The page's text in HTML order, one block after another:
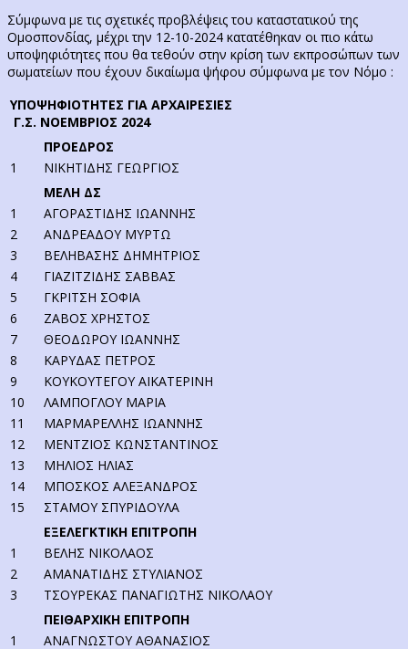
Σύμφωνα με τις σχετικές προβλέψεις του καταστατικού της
Ομοσπονδίας, μέχρι την 12-10-2024 κατατέθηκαν οι πιο κάτω
υποψηφιότητες που θα τεθούν στην κρίση των εκπροσώπων των
σωματείων που έχουν δικαίωμα ψήφου σύμφωνα με τον Νόμο :
ΥΠΟΨΗΦΙΟΤΗΤΕΣ ΓΙΑ ΑΡΧΑΙΡΕΣΙΕΣ
Γ.Σ. ΝΟΕΜΒΡΙΟΣ 2024
ΠΡΟΕΔΡΟΣ
1
ΝΙΚΗΤΙΔΗΣ ΓΕΩΡΓΙΟΣ
ΜΕΛΗ ΔΣ
1
ΑΓΟΡΑΣΤΙΔΗΣ ΙΩΑΝΝΗΣ
2
ΑΝΔΡΕΑΔΟΥ ΜΥΡΤΩ
3
ΒΕΛΗΒΑΣΗΣ ΔΗΜΗΤΡΙΟΣ
4
ΓΙΑΖΙΤΖΙΔΗΣ ΣΑΒΒΑΣ
5
ΓΚΡΙΤΣΗ ΣΟΦΙΑ
6
ΖΑΒΟΣ ΧΡΗΣΤΟΣ
7
ΘΕΟΔΩΡΟΥ ΙΩΑΝΝΗΣ
8
ΚΑΡΥΔΑΣ ΠΕΤΡΟΣ
9
ΚΟΥΚΟΥΤΕΓΟΥ ΑΙΚΑΤΕΡΙΝΗ
10
ΛΑΜΠΟΓΛΟΥ ΜΑΡΙΑ
11
ΜΑΡΜΑΡΕΛΛΗΣ ΙΩΑΝΝΗΣ
12
ΜΕΝΤΖΙΟΣ ΚΩΝΣΤΑΝΤΙΝΟΣ
13
ΜΗΛΙΟΣ ΗΛΙΑΣ
14
ΜΠΟΣΚΟΣ ΑΛΕΞΑΝΔΡΟΣ
15
ΣΤΑΜΟΥ ΣΠΥΡΙΔΟΥΛΑ
ΕΞΕΛΕΓΚΤΙΚΗ ΕΠΙΤΡΟΠΗ
1
ΒΕΛΗΣ ΝΙΚΟΛΑΟΣ
2
ΑΜΑΝΑΤΙΔΗΣ ΣΤΥΛΙΑΝΟΣ
3
ΤΣΟΥΡΕΚΑΣ ΠΑΝΑΓΙΩΤΗΣ ΝΙΚΟΛΑΟΥ
ΠΕΙΘΑΡΧΙΚΗ ΕΠΙΤΡΟΠΗ
1
ΑΝΑΓΝΩΣΤΟΥ ΑΘΑΝΑΣΙΟΣ